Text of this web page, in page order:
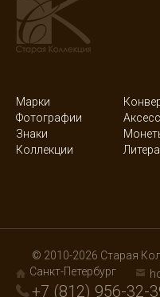
Марки
Фотографии
Знаки
Коллекции
© 2010-2026 Старая
Санкт-Петербург
+7 (812) 956-32-